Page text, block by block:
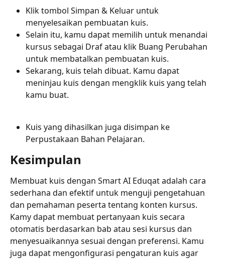
Klik tombol Simpan & Keluar untuk
menyelesaikan pembuatan kuis.
Selain itu, kamu dapat memilih untuk menandai
kursus sebagai Draf atau klik Buang Perubahan
untuk membatalkan pembuatan kuis.
Sekarang, kuis telah dibuat. Kamu dapat
meninjau kuis dengan mengklik kuis yang telah
kamu buat.
Kuis yang dihasilkan juga disimpan ke
Perpustakaan Bahan Pelajaran.
Kesimpulan
Membuat kuis dengan Smart AI Eduqat adalah cara
sederhana dan efektif untuk menguji pengetahuan
dan pemahaman peserta tentang konten kursus.
Kamy dapat membuat pertanyaan kuis secara
otomatis berdasarkan bab atau sesi kursus dan
menyesuaikannya sesuai dengan preferensi. Kamu
juga dapat mengonfigurasi pengaturan kuis agar